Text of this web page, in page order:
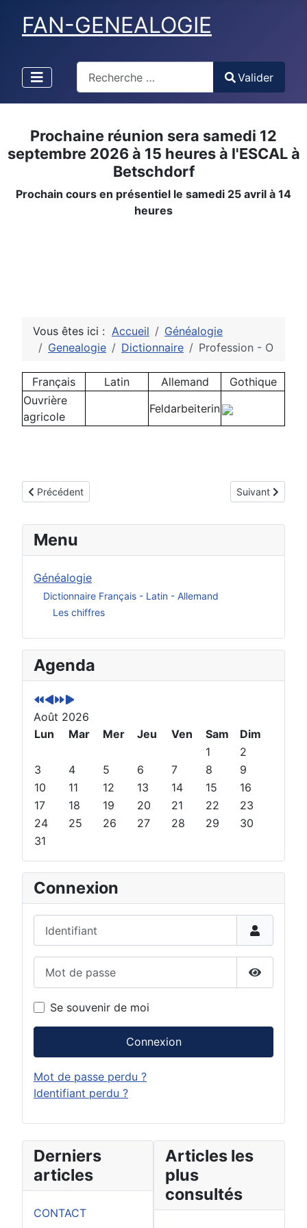
FAN-GENEALOGIE
Type 2 or more characters for results.
Valider
Prochaine réunion sera samedi 12
septembre 2026 à 15 heures à l'ESCAL à
Betschdorf
Prochain cours en présentiel le samedi 25 avril à 14
heures
Vous êtes ici : Accueil
Généalogie
Genealogie
Dictionnaire Profession - O
Français Latin Allemand
Gothique
Ouvrière
agricole
Feldarbeiterin
Article précédent : Les nombres
Précédent Article suivant
Suivant
Menu
Généalogie
Dictionnaire Français - Latin - Allemand
Les chiffres
Agenda
A
n
n
é
e
p
é
c
é
d
n
t
e
M
o
i
s
p
r
é
d
e
t
A
n
n
é
e
M
o
i
s
s
u
v
a
n
Août 2026
Lun
Mar Mer Jeu Ven Sam
Dim
1
2
3
4 5 6 7 8
9
10
11 12 13 14 15
16
17
18 19 20 21 22
23
24
25 26 27 28 29
30
31
Connexion
Afficher
Se souvenir de moi
Connexion
Mot de passe perdu ?
Identifiant perdu ?
Derniers
articles
CONTACT
Articles les
plus
consultés